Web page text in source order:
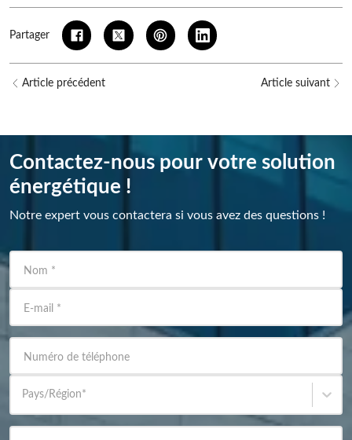
Partager
Article précédent Article suivant
Contactez-nous pour votre solution
énergétique !
Notre expert vous contactera si vous avez des questions !
Nom *
E-mail *
Numéro de téléphone
Pays/Région*